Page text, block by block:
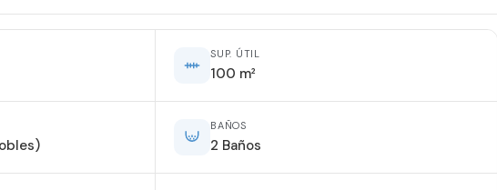
SUP. ÚTIL
100 m²
BAÑOS
2 Baños